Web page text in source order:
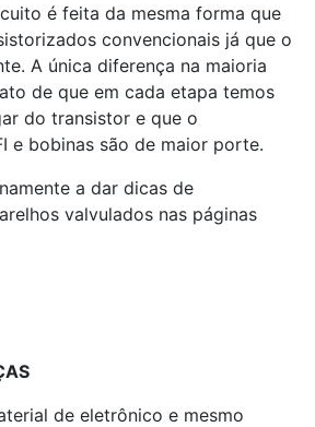
é feita da mesma forma que
convencionais já que o
A única diferença na maioria
de que em cada etapa temos
do transistor e que o
e bobinas são de maior porte.
a dar dicas de
valvulados nas páginas
de eletrônico e mesmo